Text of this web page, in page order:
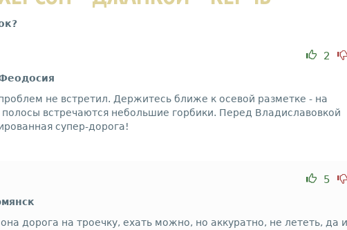
2
не встретил. Держитесь ближе к осевой разметке - на
встречаются небольшие горбики. Перед Владиславовкой
супер-дорога!
5
дорога на троечку, ехать можно, но аккуратно, не лететь, да и